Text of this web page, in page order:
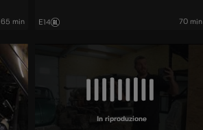
65 min E14 70 min
In riproduzione